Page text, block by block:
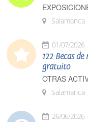
Salamanca
01/07/2026
122 Becas
gratuito
OTRAS
Salamanca
26/06/2026